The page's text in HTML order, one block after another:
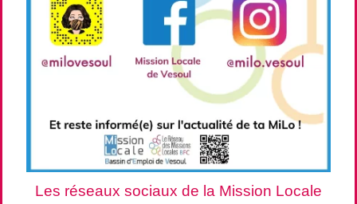
Les réseaux sociaux de la Mission Locale